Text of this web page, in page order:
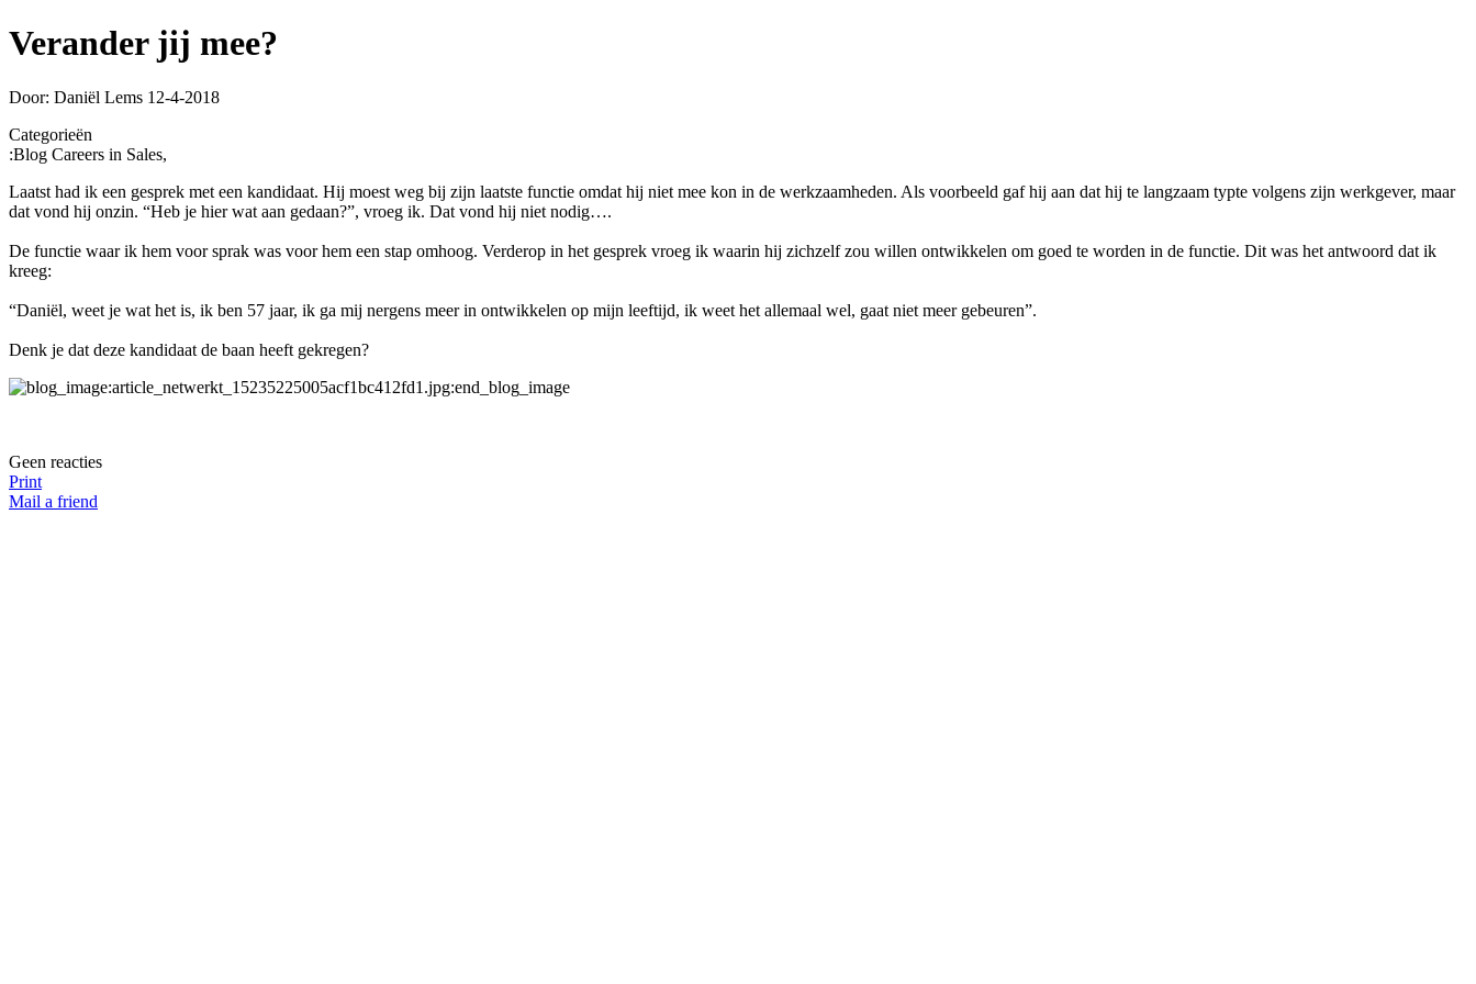
Verander jij mee?
Door: Daniël Lems 12-4-2018
Categorieën
:Blog Careers in Sales,
Laatst had ik een gesprek met een kandidaat. Hij moest weg bij zijn laatste functie omdat hij niet mee kon in de werkzaamheden. Als voorbeeld gaf hij aan dat hij te langzaam typte volgens zijn werkgever, maar
dat vond hij onzin. “Heb je hier wat aan gedaan?”, vroeg ik. Dat vond hij niet nodig….
De functie waar ik hem voor sprak was voor hem een stap omhoog. Verderop in het gesprek vroeg ik waarin hij zichzelf zou willen ontwikkelen om goed te worden in de functie. Dit was het antwoord dat ik
kreeg:
“Daniël, weet je wat het is, ik ben 57 jaar, ik ga mij nergens meer in ontwikkelen op mijn leeftijd, ik weet het allemaal wel, gaat niet meer gebeuren”.
Denk je dat deze kandidaat de baan heeft gekregen?
Geen reacties
Print
Mail a friend